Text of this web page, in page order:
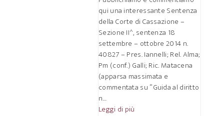
qui una interessante Sentenza
della Corte di Cassazione –
Sezione II^, sentenza 18
settembre – ottobre 2014 n.
40827 – Pres. Iannelli; Rel. Alma;
Pm (conf.) Galli; Ric. Matacena
(apparsa massimata e
commentata su “Guida al diritto
n…
Leggi di più